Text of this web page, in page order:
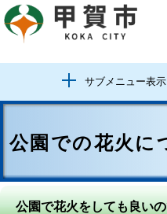
サブメニュー表示
公園での花火に
公園で花火をしても良い